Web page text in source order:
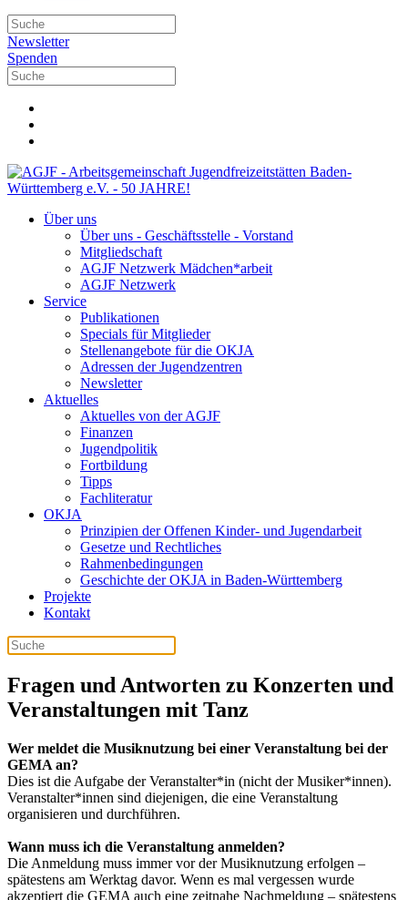
Newsletter
Spenden
Über uns
Über uns - Geschäftsstelle - Vorstand
Mitgliedschaft
AGJF Netzwerk Mädchen*arbeit
AGJF Netzwerk
Service
Publikationen
Specials für Mitglieder
Stellenangebote für die OKJA
Adressen der Jugendzentren
Newsletter
Aktuelles
Aktuelles von der AGJF
Finanzen
Jugendpolitik
Fortbildung
Tipps
Fachliteratur
OKJA
Prinzipien der Offenen Kinder- und Jugendarbeit
Gesetze und Rechtliches
Rahmenbedingungen
Geschichte der OKJA in Baden-Württemberg
Projekte
Kontakt
Fragen und Antworten zu Konzerten und
Veranstaltungen mit Tanz
Wer meldet die Musiknutzung bei einer Veranstaltung bei der
GEMA an?
Dies ist die Aufgabe der Veranstalter*in (nicht der Musiker*innen).
Veranstalter*innen sind diejenigen, die eine Veranstaltung
organisieren und durchführen.
Wann muss ich die Veranstaltung anmelden?
Die Anmeldung muss immer vor der Musiknutzung erfolgen –
spätestens am Werktag davor. Wenn es mal vergessen wurde
akzeptiert die GEMA auch eine zeitnahe Nachmeldung – spätestens